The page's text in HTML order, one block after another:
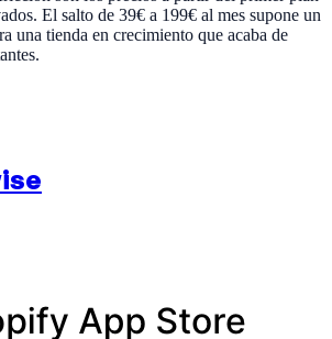
El salto de 39€ a 199€ al mes supone un
una tienda en crecimiento que acaba de